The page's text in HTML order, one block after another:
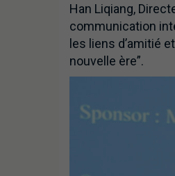
Han Liqiang,
communication
les liens d’amitié
nouvelle ère”.